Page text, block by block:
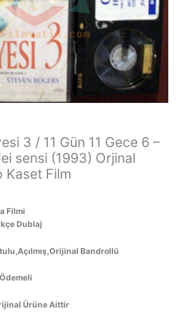
3 / 11 Gün 11 Gece 6 –
sensi (1993) Orjinal
Kaset Film
Filmi
Dublaj
Bandrollü
Ürüne Aittir